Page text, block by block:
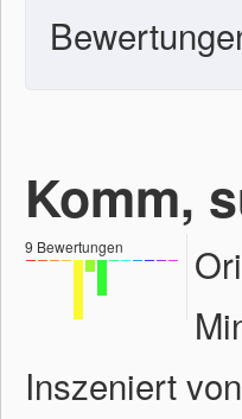
Komm,
9 Bewertungen
Inszeniert